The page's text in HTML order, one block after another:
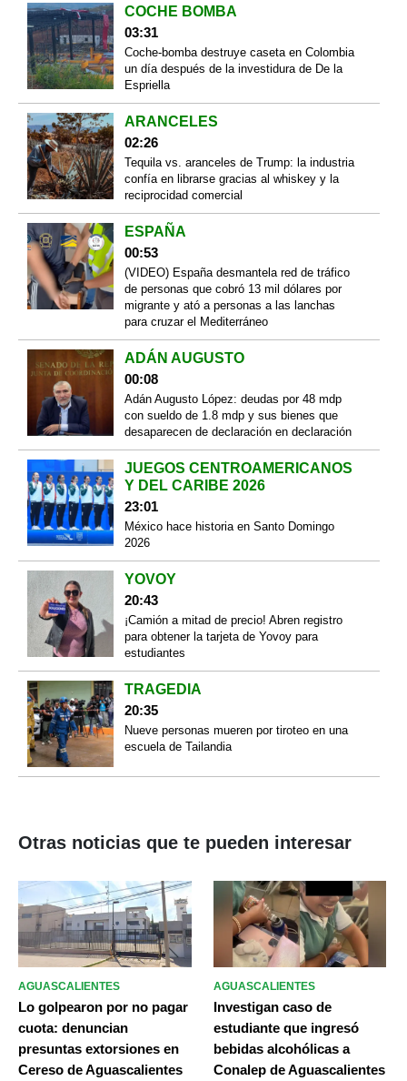
COCHE BOMBA
03:31
Coche-bomba destruye caseta en Colombia
un día después de la investidura de De la
Espriella
ARANCELES
02:26
Tequila vs. aranceles de Trump: la industria
confía en librarse gracias al whiskey y la
reciprocidad comercial
ESPAÑA
00:53
(VIDEO) España desmantela red de tráfico
de personas que cobró 13 mil dólares por
migrante y ató a personas a las lanchas
para cruzar el Mediterráneo
ADÁN AUGUSTO
00:08
Adán Augusto López: deudas por 48 mdp
con sueldo de 1.8 mdp y sus bienes que
desaparecen de declaración en declaración
JUEGOS CENTROAMERICANOS
Y DEL CARIBE 2026
23:01
México hace historia en Santo Domingo
2026
YOVOY
20:43
¡Camión a mitad de precio! Abren registro
para obtener la tarjeta de Yovoy para
estudiantes
TRAGEDIA
20:35
Nueve personas mueren por tiroteo en una
escuela de Tailandia
Otras noticias que te pueden interesar
AGUASCALIENTES
Lo golpearon por no pagar
cuota: denuncian
presuntas extorsiones en
Cereso de Aguascalientes
AGUASCALIENTES
Investigan caso de
estudiante que ingresó
bebidas alcohólicas a
Conalep de Aguascalientes